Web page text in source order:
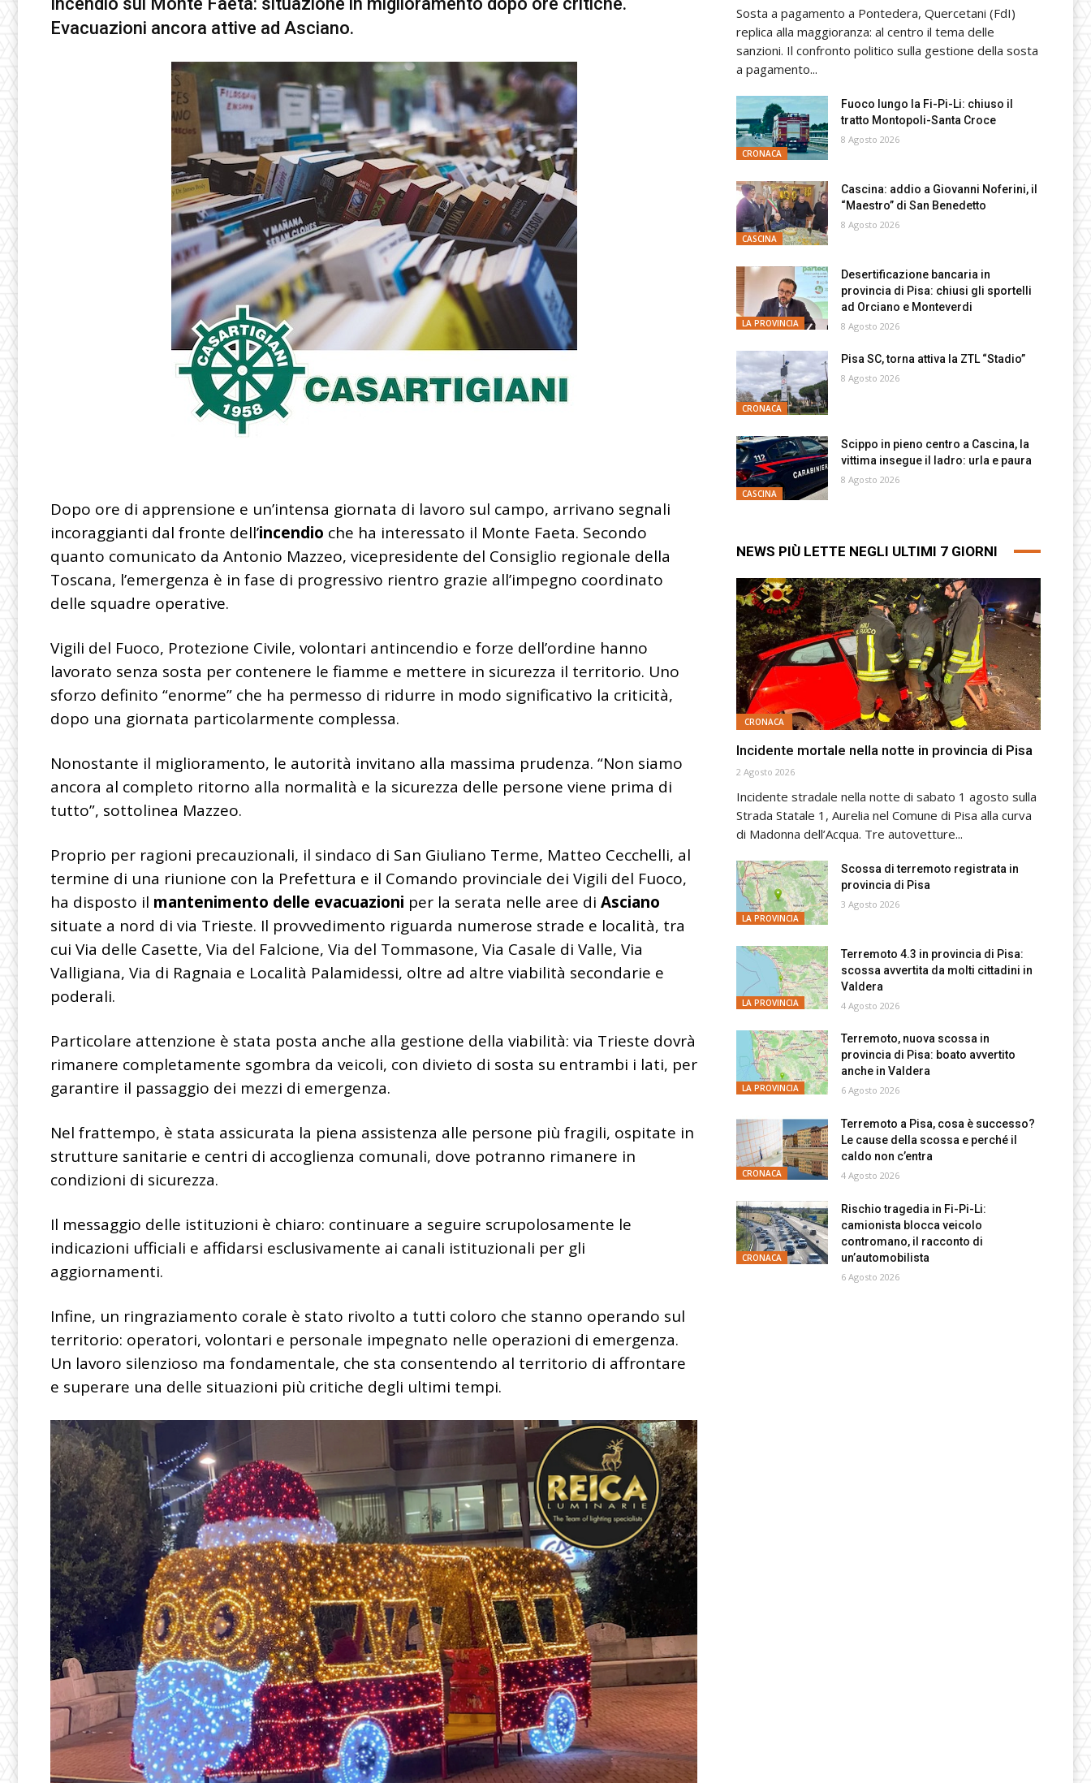
Evacuazioni ancora attive ad Asciano.
Dopo ore di apprensione e un’intensa giornata di lavoro sul campo, arrivano segnali
incoraggianti dal fronte dell’incendio che ha interessato il Monte Faeta. Secondo
quanto comunicato da Antonio Mazzeo, vicepresidente del Consiglio regionale della
Toscana, l’emergenza è in fase di progressivo rientro grazie all’impegno coordinato
delle squadre operative.
Vigili del Fuoco, Protezione Civile, volontari antincendio e forze dell’ordine hanno
lavorato senza sosta per contenere le fiamme e mettere in sicurezza il territorio. Uno
sforzo definito “enorme” che ha permesso di ridurre in modo significativo la criticità,
dopo una giornata particolarmente complessa.
Nonostante il miglioramento, le autorità invitano alla massima prudenza. “Non siamo
ancora al completo ritorno alla normalità e la sicurezza delle persone viene prima di
tutto”, sottolinea Mazzeo.
Proprio per ragioni precauzionali, il sindaco di San Giuliano Terme, Matteo Cecchelli, al
termine di una riunione con la Prefettura e il Comando provinciale dei Vigili del Fuoco,
ha disposto il mantenimento delle evacuazioni per la serata nelle aree di Asciano
situate a nord di via Trieste. Il provvedimento riguarda numerose strade e località, tra
cui Via delle Casette, Via del Falcione, Via del Tommasone, Via Casale di Valle, Via
Valligiana, Via di Ragnaia e Località Palamidessi, oltre ad altre viabilità secondarie e
poderali.
Particolare attenzione è stata posta anche alla gestione della viabilità: via Trieste dovrà
rimanere completamente sgombra da veicoli, con divieto di sosta su entrambi i lati, per
garantire il passaggio dei mezzi di emergenza.
Nel frattempo, è stata assicurata la piena assistenza alle persone più fragili, ospitate in
strutture sanitarie e centri di accoglienza comunali, dove potranno rimanere in
condizioni di sicurezza.
Il messaggio delle istituzioni è chiaro: continuare a seguire scrupolosamente le
indicazioni ufficiali e affidarsi esclusivamente ai canali istituzionali per gli
aggiornamenti.
Infine, un ringraziamento corale è stato rivolto a tutti coloro che stanno operando sul
territorio: operatori, volontari e personale impegnato nelle operazioni di emergenza.
Un lavoro silenzioso ma fondamentale, che sta consentendo al territorio di affrontare
e superare una delle situazioni più critiche degli ultimi tempi.
Sosta a pagamento a Pontedera, Quercetani (FdI)
replica alla maggioranza: al centro il tema delle
sanzioni. Il confronto politico sulla gestione della sosta
a pagamento...
CRONACA
Fuoco lungo la Fi-Pi-Li: chiuso il
tratto Montopoli-Santa Croce
8 Agosto 2026
CASCINA
Cascina: addio a Giovanni Noferini, il
“Maestro” di San Benedetto
8 Agosto 2026
LA PROVINCIA
Desertificazione bancaria in
provincia di Pisa: chiusi gli sportelli
ad Orciano e Monteverdi
8 Agosto 2026
CRONACA
Pisa SC, torna attiva la ZTL “Stadio”
8 Agosto 2026
CASCINA
Scippo in pieno centro a Cascina, la
vittima insegue il ladro: urla e paura
8 Agosto 2026
NEWS PIÙ LETTE NEGLI ULTIMI 7 GIORNI
CRONACA
Incidente mortale nella notte in provincia di Pisa
2 Agosto 2026
Incidente stradale nella notte di sabato 1 agosto sulla
Strada Statale 1, Aurelia nel Comune di Pisa alla curva
di Madonna dell’Acqua. Tre autovetture...
LA PROVINCIA
Scossa di terremoto registrata in
provincia di Pisa
3 Agosto 2026
LA PROVINCIA
Terremoto 4.3 in provincia di Pisa:
scossa avvertita da molti cittadini in
Valdera
4 Agosto 2026
LA PROVINCIA
Terremoto, nuova scossa in
provincia di Pisa: boato avvertito
anche in Valdera
6 Agosto 2026
CRONACA
Terremoto a Pisa, cosa è successo?
Le cause della scossa e perché il
caldo non c’entra
4 Agosto 2026
CRONACA
Rischio tragedia in Fi-Pi-Li:
camionista blocca veicolo
contromano, il racconto di
un’automobilista
6 Agosto 2026